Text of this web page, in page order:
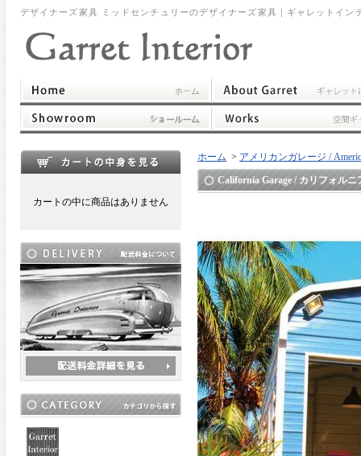
デザイナーズ家具 ミッドセンチュリーのデザイナーズ家具｜ギャレットイン
カートの中に商品はありません
ホーム > アメリカンガレージ /
California Garage / カリフォルニ